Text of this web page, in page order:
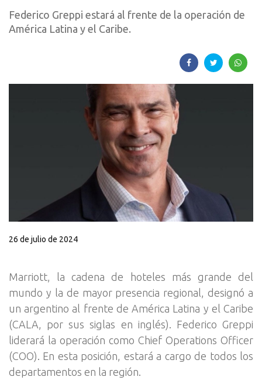
Federico Greppi estará al frente de la operación de
América Latina y el Caribe.
26 de julio de 2024
Marriott, la cadena de hoteles más grande del
mundo y la de mayor presencia regional, designó a
un argentino al frente de América Latina y el Caribe
(CALA, por sus siglas en inglés). Federico Greppi
liderará la operación como Chief Operations Officer
(COO). En esta posición, estará a cargo de todos los
departamentos en la región.